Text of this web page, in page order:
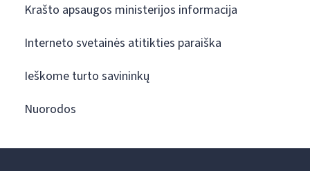
Krašto apsaugos ministerijos informacija
Interneto svetainės atitikties paraiška
Ieškome turto savininkų
Nuorodos